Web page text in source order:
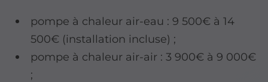
pompe à chaleur air-eau : 9 500€ à 14
500€ (installation incluse) ;
pompe à chaleur air-air : 3 900€ à 9 000€
;